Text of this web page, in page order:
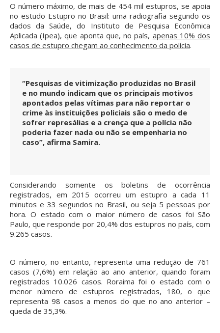
O número máximo, de mais de 454 mil estupros, se apoia
no estudo Estupro no Brasil: uma radiografia segundo os
dados da Saúde, do Instituto de Pesquisa Econômica
Aplicada (Ipea), que aponta que, no país, apenas 10% dos
casos de estupro chegam ao conhecimento da polícia.
“Pesquisas de vitimização produzidas no Brasil
e no mundo indicam que os principais motivos
apontados pelas vítimas para não reportar o
crime às instituições policiais são o medo de
sofrer represálias e a crença que a polícia não
poderia fazer nada ou não se empenharia no
caso”, afirma Samira.
Considerando somente os boletins de ocorrência
registrados, em 2015 ocorreu um estupro a cada 11
minutos e 33 segundos no Brasil, ou seja 5 pessoas por
hora. O estado com o maior número de casos foi São
Paulo, que responde por 20,4% dos estupros no país, com
9.265 casos.
O número, no entanto, representa uma redução de 761
casos (7,6%) em relação ao ano anterior, quando foram
registrados 10.026 casos. Roraima foi o estado com o
menor número de estupros registrados, 180, o que
representa 98 casos a menos do que no ano anterior –
queda de 35,3%.